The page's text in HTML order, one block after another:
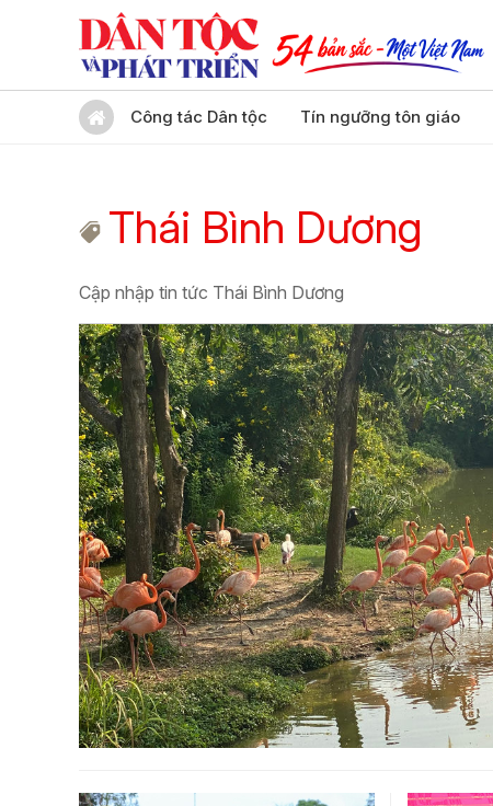
Công tác Dân tộc Tín ngưỡng tôn giáo
Thái Bình Dương
Cập nhập tin tức Thái Bình Dương